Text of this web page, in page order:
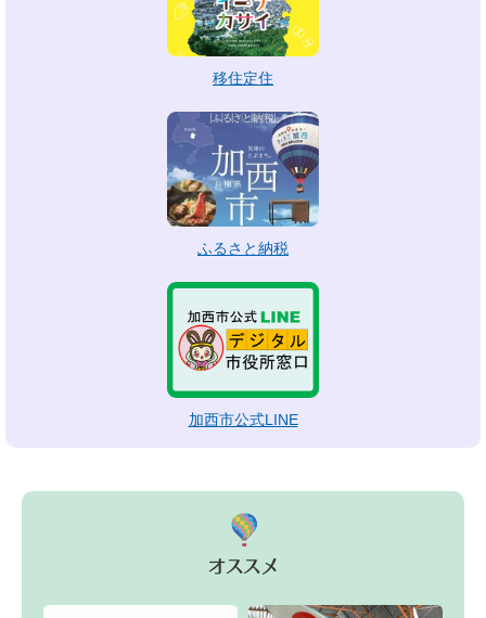
移住定住
ふるさと納税
加西市公式LINE